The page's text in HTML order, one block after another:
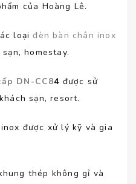
của Hoàng Lê.
loạiđèn bàn chân inox
homestay.
DN-CC84 được sử
sạn, resort.
được xử lý kỹ và gia
thép không gỉ và